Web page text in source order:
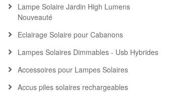
Lampe Solaire Jardin High Lumens
Nouveauté
Eclairage Solaire pour Cabanons
Lampes Solaires Dimmables - Usb Hybrides
Accessoires pour Lampes Solaires
Accus piles solaires rechargeables